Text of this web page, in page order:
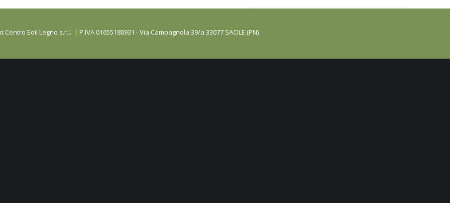
Edil Legno s.r.l. | P.IVA 01655180931 - Via Campagnola 39/a 33077 SACILE (PN)